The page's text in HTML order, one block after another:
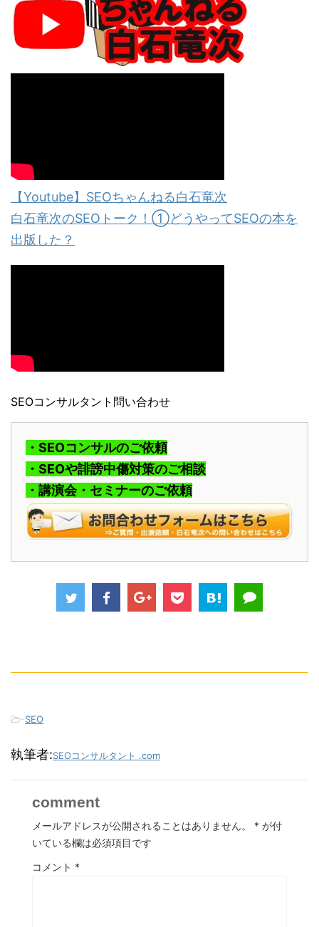
【Youtube】SEOちゃんねる白石竜次
白石竜次のSEOトーク！①どうやってSEOの本を
出版した？
SEOコンサルタント問い合わせ
・SEOコンサルのご依頼
・SEOや誹謗中傷対策のご相談
・講演会・セミナーのご依頼
-SEO
執筆者:SEOコンサルタント .com
comment
メールアドレスが公開されることはありません。 * が付
いている欄は必須項目です
コメント *